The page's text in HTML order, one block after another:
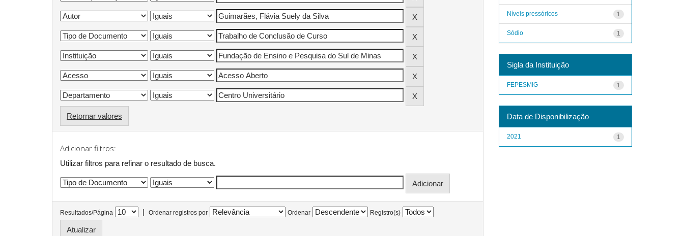
Retornar valores
Adicionar filtros:
Utilizar filtros para refinar o resultado de busca.
Resultados/Página | Ordenar registros por Ordenar Registro(s)
1
Níveis pressóricos
1
Sódio
Sigla da Instituição
1
FEPESMIG
Data de Disponibilização
1
2021